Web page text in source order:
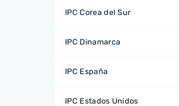
IPC Corea del Sur
IPC Dinamarca
IPC España
IPC Estados Unidos